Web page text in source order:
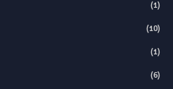
(1)
(10)
(1)
(6)